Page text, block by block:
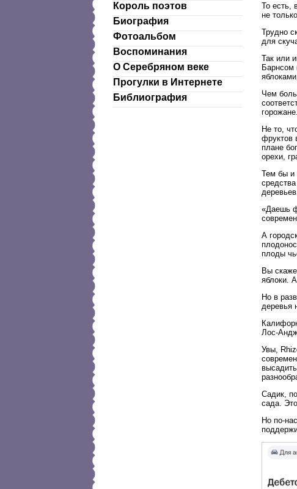
Король поэтов
Биография
Фотоальбом
Воспоминания
О Серебряном веке
Прогулки в Интернете
Библиография
То есть,
не
Трудно
для
Так или
Барнсом
Чем
горожане.
Не то,
фруктов
плане
орехи,
Тем бы и
деревьев.
«Даешь
А
плоды
Вы
яблоки.
Но в
деревья
Лос-
Увы,
Садик,
сада.
Но по-